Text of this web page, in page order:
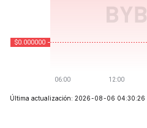
Última actualización: 2026-08-06 04:30:26